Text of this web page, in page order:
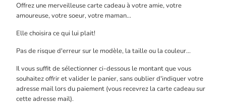
Offrez une merveilleuse carte cadeau à votre amie, votre
amoureuse, votre soeur, votre maman...
Elle choisira ce qui lui plait!
Pas de risque d'erreur sur le modèle, la taille ou la couleur...
Il vous suffit de sélectionner ci-dessous le montant que vous
souhaitez offrir et valider le panier, sans oublier d'indiquer votre
adresse mail lors du paiement (vous recevrez la carte cadeau sur
cette adresse mail).